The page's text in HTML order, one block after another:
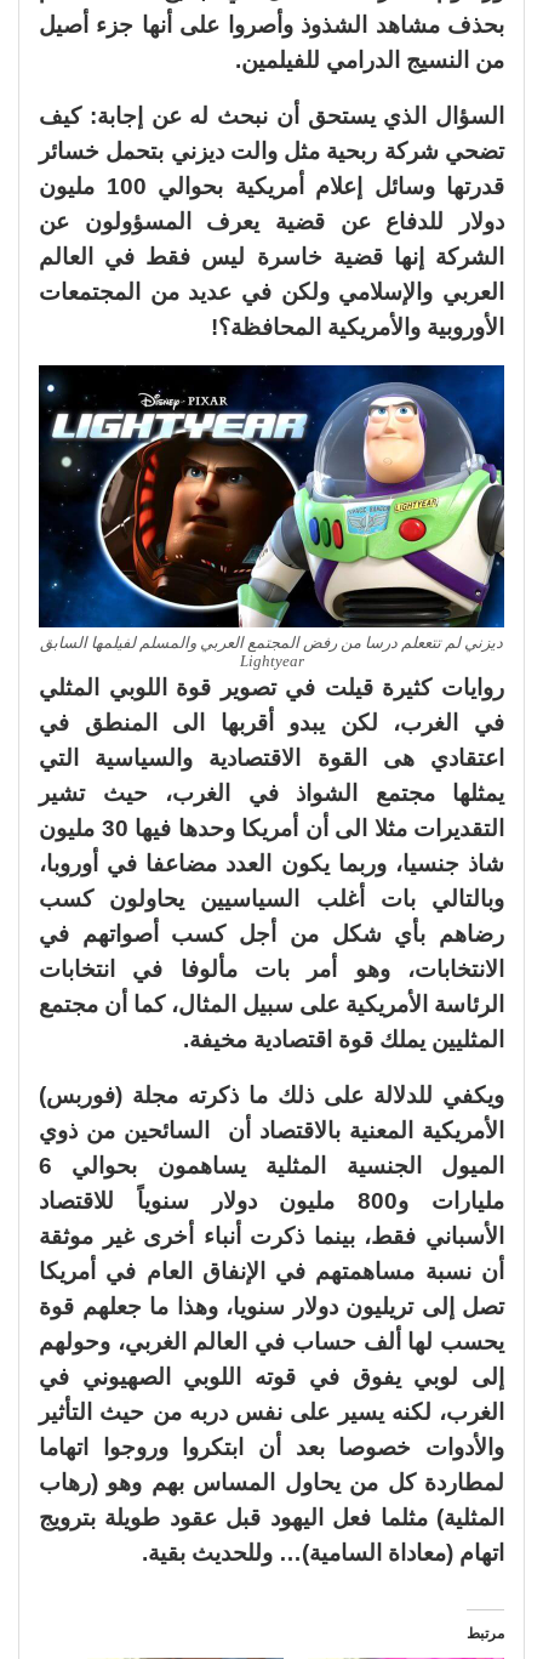
بحذف مشاهد الشذوذ وأصروا على أنها جزء أصيل
من النسيج الدرامي للفيلمين.
السؤال الذي يستحق أن نبحث له عن إجابة: كيف
تضحي شركة ربحية مثل والت ديزني بتحمل خسائر
قدرتها وسائل إعلام أمريكية بحوالي 100 مليون
دولار للدفاع عن قضية يعرف المسؤولون عن
الشركة إنها قضية خاسرة ليس فقط في العالم
العربي والإسلامي ولكن في عديد من المجتمعات
الأوروبية والأمريكية المحافظة؟!
ديزني لم تتععلم درسا من رفض المجتمع العربي والمسلم لفيلمها السابق
Lightyear
روايات كثيرة قيلت في تصوير قوة اللوبي المثلي
في الغرب، لكن يبدو أقربها الى المنطق في
اعتقادي هى القوة الاقتصادية والسياسية التي
يمثلها مجتمع الشواذ في الغرب، حيث تشير
التقديرات مثلا الى أن أمريكا وحدها فيها 30 مليون
شاذ جنسيا، وربما يكون العدد مضاعفا في أوروبا،
وبالتالي بات أغلب السياسيين يحاولون كسب
رضاهم بأي شكل من أجل كسب أصواتهم في
الانتخابات، وهو أمر بات مألوفا في انتخابات
الرئاسة الأمريكية على سبيل المثال، كما أن مجتمع
المثليين يملك قوة اقتصادية مخيفة.
ويكفي للدلالة على ذلك ما ذكرته مجلة (فوربس)
الأمريكية المعنية بالاقتصاد أن السائحين من ذوي
الميول الجنسية المثلية يساهمون بحوالي 6
مليارات و800 مليون دولار سنوياً للاقتصاد
الأسباني فقط، بينما ذكرت أنباء أخرى غير موثقة
أن نسبة مساهمتهم في الإنفاق العام في أمريكا
تصل إلى تريليون دولار سنويا، وهذا ما جعلهم قوة
يحسب لها ألف حساب في العالم الغربي، وحولهم
إلى لوبي يفوق في قوته اللوبي الصهيوني في
الغرب، لكنه يسير على نفس دربه من حيث التأثير
والأدوات خصوصا بعد أن ابتكروا وروجوا اتهاما
لمطاردة كل من يحاول المساس بهم وهو (رهاب
المثلية) مثلما فعل اليهود قبل عقود طويلة بترويج
اتهام (معاداة السامية)… وللحديث بقية.
مرتبط